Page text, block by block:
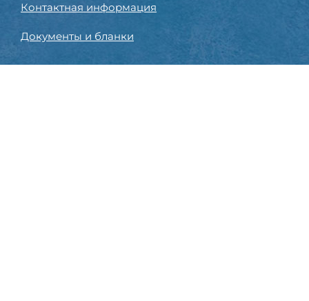
Контактная информация
Документы и бланки